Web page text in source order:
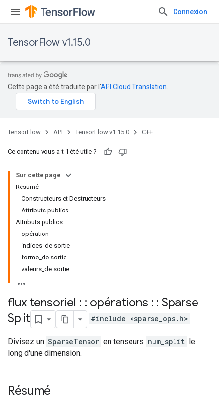
Connexion
TensorFlow v1.15.0
Cette page a été traduite par l'API Cloud Translation
TensorFlow API TensorFlow v1.15.0 C++
Ce contenu vous a-t-il été utile ?
Sur cette page
Résumé
Constructeurs et Destructeurs
Attributs publics
Attributs publics
opération
indices_de sortie
forme_de sortie
valeurs_de sortie
flux tensoriel : : opérations : : Sparse
Split
#include <sparse_ops.h>
Divisez un SparseTensor en tenseurs num_split le
long d'une dimension.
Résumé